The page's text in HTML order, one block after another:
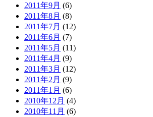
2011年9月 (6)
2011年8月 (8)
2011年7月 (12)
2011年6月 (7)
2011年5月 (11)
2011年4月 (9)
2011年3月 (12)
2011年2月 (9)
2011年1月 (6)
2010年12月 (4)
2010年11月 (6)